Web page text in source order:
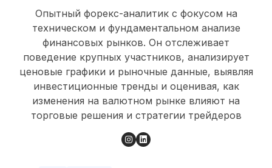
Опытный форекс-аналитик с фокусом на
техническом и фундаментальном анализе
финансовых рынков. Он отслеживает
поведение крупных участников, анализирует
ценовые графики и рыночные данные, выявляя
инвестиционные тренды и оценивая, как
изменения на валютном рынке влияют на
торговые решения и стратегии трейдеров